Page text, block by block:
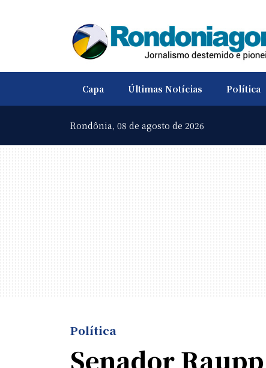
Capa Últimas Notícias Política
Rondônia, 08 de agosto de 2026
Política
Senador